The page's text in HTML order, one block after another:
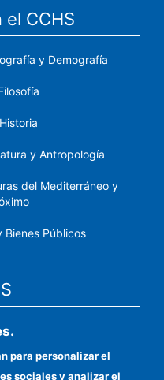
CCHS
y Demografía
y Antropología
del Mediterráneo y
Bienes Públicos
CSIC
para personalizar el
sociales y analizar el